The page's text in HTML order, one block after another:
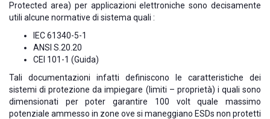
Protected area) per applicazioni elettroniche sono decisamente
utili alcune normative di sistema quali :
IEC 61340-5-1
ANSI S.20.20
CEI 101-1 (Guida)
Tali documentazioni infatti definiscono le caratteristiche dei
sistemi di protezione da impiegare (limiti – proprietà) i quali sono
dimensionati per poter garantire 100 volt quale massimo
potenziale ammesso in zone ove si maneggiano ESDs non protetti